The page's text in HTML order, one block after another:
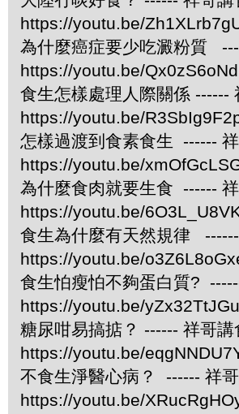
https://youtu.be/
為什麼癌症要少吃澱粉質
https://youtu.be/
食生怎樣處理人際關係 ------
https://youtu.be/
怎樣過渡到食素食生 ------
https://youtu.be/
為什麼食肉就要生食 ------
https://youtu.be/
食生為什麼有天然規律
https://youtu.be/
食生怕瘦怕不夠蛋白質?
https://youtu.be/
糖尿咁易搞掂？ ------ 祥哥講
https://youtu.be/
不食生淨醫心病？ ------ 祥
https://youtu.be/